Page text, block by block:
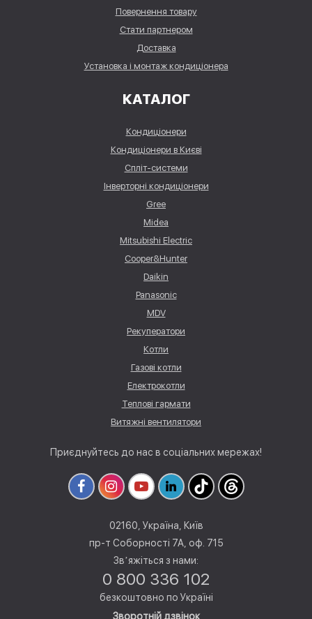
Повернення товару
Стати партнером
Доставка
Установка і монтаж кондиціонера
КАТАЛОГ
Кондиціонери
Кондиціонери в Києві
Спліт-системи
Інверторні кондиціонери
Gree
Midea
Mitsubishi Electric
Cooper&Hunter
Daikin
Panasonic
MDV
Рекуператори
Котли
Газові котли
Електрокотли
Теплові гармати
Витяжні вентилятори
Приєднуйтесь до нас в соціальних мережах!
02160, Україна, Київ
пр-т Соборності 7А, оф. 715
Звʼяжіться з нами:
0 800 336 102
безкоштовно по Україні
Зворотній дзвінок